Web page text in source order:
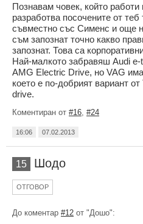
Познавам човек, който
разработва посочените от
съвместно със Сименс и още
съм запознат точно какво
запознат. Това са
Най-малкото забравяш Audi e-
AMG Electric Drive, но VAG
което е по-добрият вариант
drive.
Коментиран от #16 #24
16:06 07.02.2013
15 Шодо
ОТГОВОР
До коментар #12 от "Дошо":